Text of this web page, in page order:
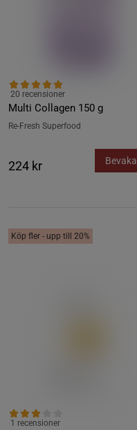
Multi Collagen 150 g
20 recensioner
Re-Fresh Superfood
224 kr Bevaka
Köp fler - upp till 20%
1 recensioner